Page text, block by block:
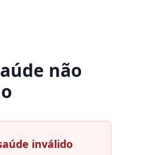
não
inválido